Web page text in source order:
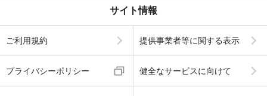
サイト情報
ご利用規約 提供事業者等に関する表示
プライバシーポリシー 健全なサービスに向けて